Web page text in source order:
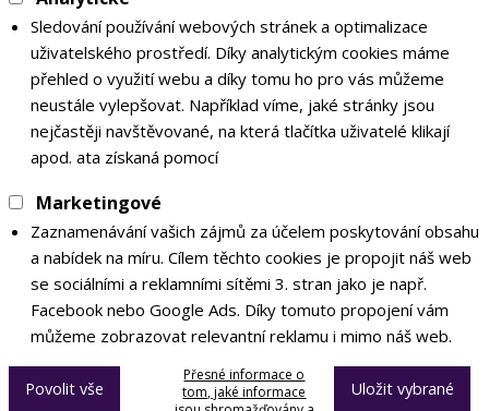
Sledování používání webových stránek a optimalizace
uživatelského prostředí. Díky analytickým cookies máme
přehled o využití webu a díky tomu ho pro vás můžeme
neustále vylepšovat. Například víme, jaké stránky jsou
nejčastěji navštěvované, na která tlačítka uživatelé klikají
apod. ata získaná pomocí
Marketingové
Zaznamenávání vašich zájmů za účelem poskytování obsahu
a nabídek na míru. Cílem těchto cookies je propojit náš web
se sociálními a reklamními sítěmi 3. stran jako je např.
Facebook nebo Google Ads. Díky tomuto propojení vám
můžeme zobrazovat relevantní reklamu i mimo náš web.
Povolit vše
Přesné informace o
tom, jaké informace
Uložit vybrané